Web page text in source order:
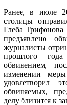
Ранее, в июле
столицы
Глеба
предъявлено
журналисты
прошлого
обвинением,
изменении
удовлетворил
обвиняемых,
делу близится к